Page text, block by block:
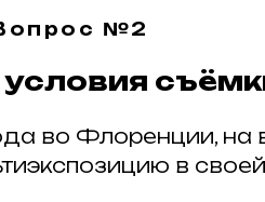
№2
во Флоренции, на
в